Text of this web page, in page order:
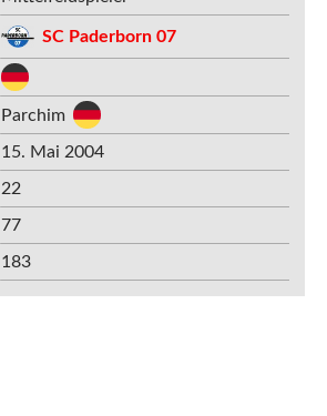
SC Paderborn 07
Parchim
15. Mai 2004
22
77
183